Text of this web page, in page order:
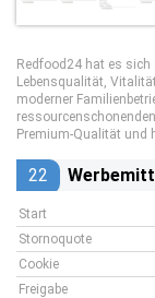
Redfood24 hat es
Lebensqualität,
moderner
Premium-Qualität und
22
Start
Stornoquote
Cookie
Freigabe